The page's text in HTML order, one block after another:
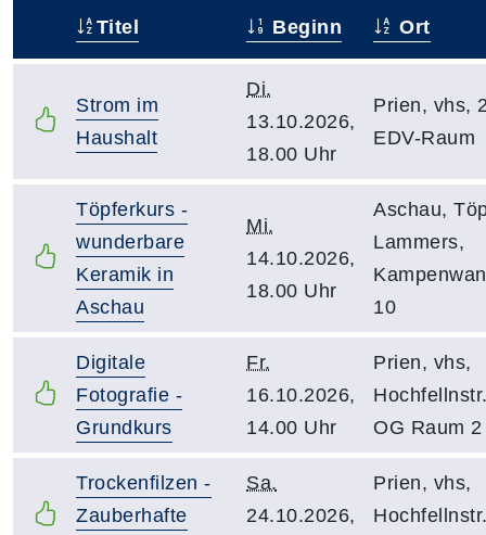
Titel Beginn Ort
Strom im
Haushalt
Di.
13.10.2026,
18.00 Uhr
Prien, vhs,
EDV-Raum
Töpferkurs -
wunderbare
Keramik in
Aschau
Mi.
14.10.2026,
18.00 Uhr
Aschau,
Lammers,
10
Digitale
Fotografie -
Grundkurs
Fr.
16.10.2026,
14.00 Uhr
Prien, vhs,
OG Raum 2
Trockenfilzen -
Zauberhafte
Sa.
24.10.2026,
Prien, vhs,